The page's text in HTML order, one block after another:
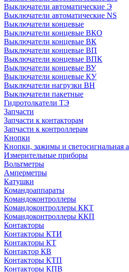
Выключатели автоматические Э
Выключатели автоматические NS
Выключатели концевые
Выключатели концевые ВКО
Выключатели концевые ВК
Выключатели концевые ВП
Выключатели концевые ВПК
Выключатели концевые ВУ
Выключатели концевые КУ
Выключатели нагрузки ВН
Выключатели пакетные
Гидротолкатели ТЭ
Запчасти
Запчасти к контакторам
Запчасти к контроллерам
Кнопки
Кнопки, зажимы и светосигнальная
Измерительные приборы
Вольтметры
Амперметры
Катушки
Командоаппараты
Командоконтроллеры
Командоконтроллеры ККТ
Командоконтроллеры ККП
Контакторы
Контакторы КТИ
Контакторы КТ
Контактор КВ
Контакторы КТП
Контакторы КПВ